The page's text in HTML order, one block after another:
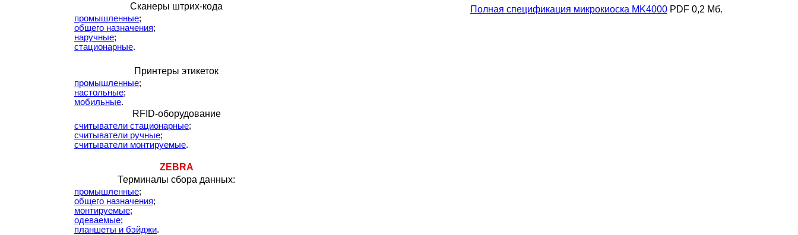
Полная спецификация микрокиоска MK4000 PDF 0,2 Мб.
Сканеры штрих-кода
промышленные;
общего назначения;
наручные;
стационарные.
Принтеры этикеток
промышленные;
настольные;
мобильные.
RFID-оборудование
считыватели стационарные;
считыватели ручные;
считыватели монтируемые.
ZEBRA
Терминалы сбора данных:
промышленные;
общего назначения;
монтируемые;
одеваемые;
планшеты и бэйджи.